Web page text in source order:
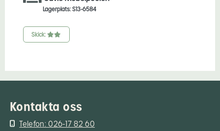
Lagerplats: S13-6584
Skick:
Kontakta oss
Telefon: 026-17 82 60